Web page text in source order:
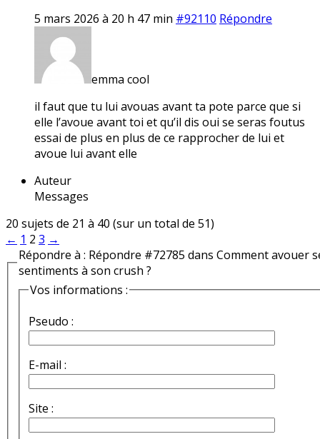
5 mars 2026 à 20 h 47 min #92110 Répondre
emma cool
il faut que tu lui avouas avant ta pote parce que si
elle l’avoue avant toi et qu’il dis oui se seras foutus
essai de plus en plus de ce rapprocher de lui et
avoue lui avant elle
Auteur
Messages
20 sujets de 21 à 40 (sur un total de 51)
← 1 2 3 →
Répondre à : Répondre #72785 dans Comment avouer
sentiments à son crush ?
Vos informations :
Pseudo :
E-mail :
Site :